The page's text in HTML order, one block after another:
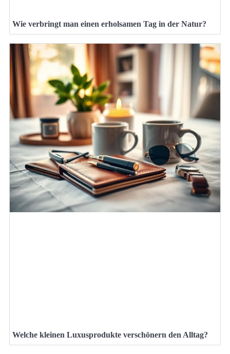
Wie verbringt man einen erholsamen Tag in der Natur?
Welche kleinen Luxusprodukte verschönern den Alltag?